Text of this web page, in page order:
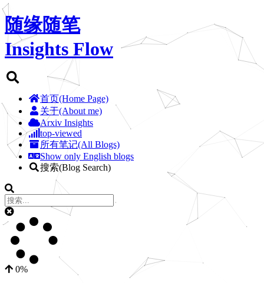
随缘随笔
Insights Flow
首页(Home Page)
关于(About me)
Arxiv Insights
top-viewed
所有笔记(All Blogs)
Show only English blogs
搜索(Blog Search)
0%